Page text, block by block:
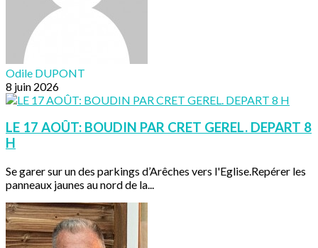
Odile DUPONT
8 juin 2026
LE 17 AOÛT: BOUDIN PAR CRET GEREL. DEPART 8
H
Se garer sur un des parkings d’Arêches vers l'Eglise.Repérer les
panneaux jaunes au nord de la...